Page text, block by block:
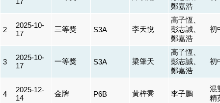
鄭嘉浩
2
2025-10-
17
三等獎 S3A 李天悅
高子恆、
彭志誠、
鄭嘉浩
初
3
2025-10-
17
一等獎 S3A 梁肇天
高子恆、
彭志誠、
鄭嘉浩
初
4
2025-12-
14
金牌 P6B 黃梓喬 李子鵬
混
精